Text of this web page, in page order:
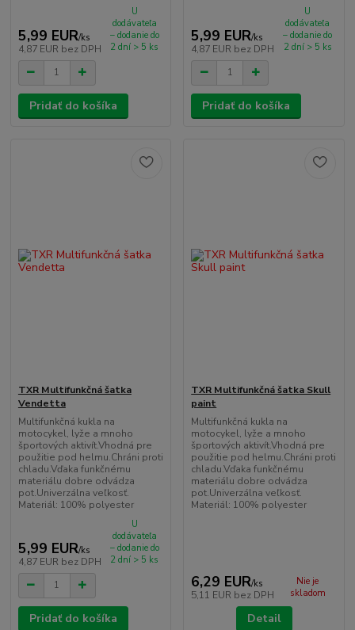
5,99 EUR/ks
4,87 EUR bez DPH
U
dodávateľa
– dodanie do
2 dní > 5 ks
Pridať do košíka
5,99 EUR/ks
4,87 EUR bez DPH
U
dodávateľa
– dodanie do
2 dní > 5 ks
Pridať do košíka
TXR Multifunkčná šatka
Vendetta
Multifunkčná kukla na
motocykel, lyže a mnoho
športových aktivít.Vhodná pre
použitie pod helmu.Chráni proti
chladu.Vďaka funkčnému
materiálu dobre odvádza
pot.Univerzálna veľkosť.
Materiál: 100% polyester
5,99 EUR/ks
4,87 EUR bez DPH
U
dodávateľa
– dodanie do
2 dní > 5 ks
Pridať do košíka
TXR Multifunkčná šatka Skull
paint
Multifunkčná kukla na
motocykel, lyže a mnoho
športových aktivít.Vhodná pre
použitie pod helmu.Chráni proti
chladu.Vďaka funkčnému
materiálu dobre odvádza
pot.Univerzálna veľkosť.
Materiál: 100% polyester
6,29 EUR/ks
5,11 EUR bez DPH
Nie je
skladom
Detail